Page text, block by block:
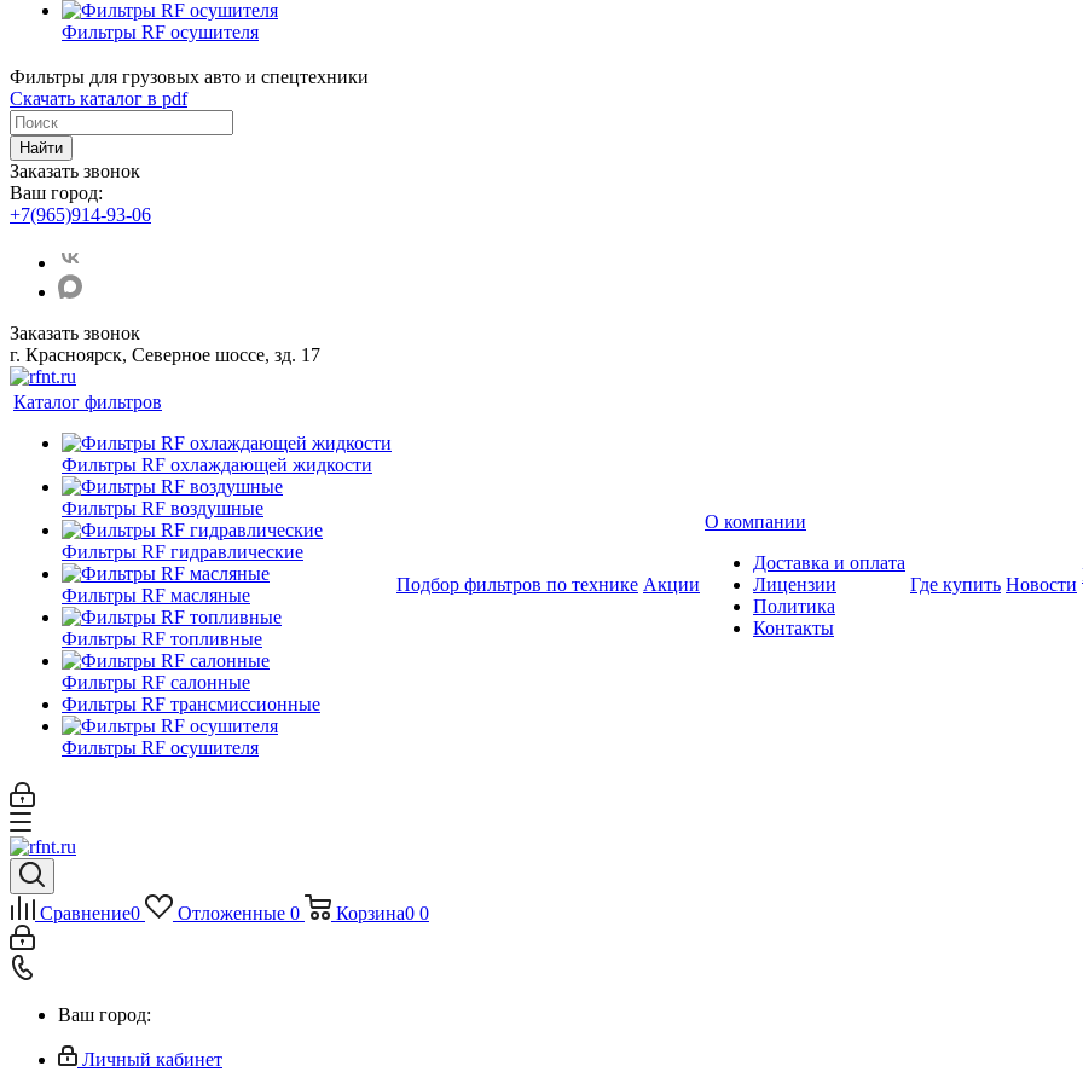
Фильтры RF осушителя
Фильтры для грузовых авто и спецтехники
Скачать каталог в pdf
Найти
Заказать звонок
Ваш город:
+7(965)914-93-06
Заказать звонок
г. Красноярск, Северное шоссе, зд. 17
Каталог фильтров
Фильтры RF охлаждающей жидкости
Фильтры RF воздушные
Фильтры RF гидравлические
Фильтры RF масляные
Фильтры RF топливные
Фильтры RF салонные
Фильтры RF трансмиссионные
Фильтры RF осушителя
Подбор фильтров по технике Акции
О компании
Доставка и оплата
Лицензии
Политика
Контакты
Где купить Новости
Сравнение0 Отложенные 0 Корзина0 0
Ваш город:
Личный кабинет